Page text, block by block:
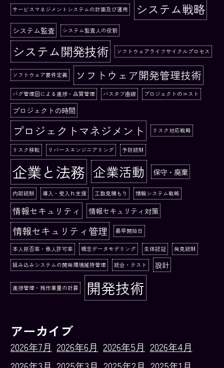
サービスマネジメントシステムの計画及び運用 システム戦略
システム監査 システム監査人の役割
システム開発技術 ソフトウェアライフサイクルプロセス
ソフトウェア要件定義 ソフトウェア開発管理技術
バグ管理図による進捗・品質管理 バスタブ曲線 プロジェクトのコスト
プロジェクトの時間
プロジェクトマネジメント リスク対応戦略
リスク移転 リバースエンジニアリング 予防統制
企業と法務 企業活動 保守・廃棄
内部統制 導入・受入れ支援 工数見積もり 情報システム戦略
情報セキュリティ 情報セキュリティ対策
情報セキュリティ管理 最早開始日
本人拒否率・他人許可率 概念データモデリング 生体認証 発見統制
組み込みシステムの開発環境維持管理 統合・テスト 設計
進捗管理・残作業量の計算 開発技術
アーカイブ
2026年7月 2026年6月 2026年5月 2026年4月